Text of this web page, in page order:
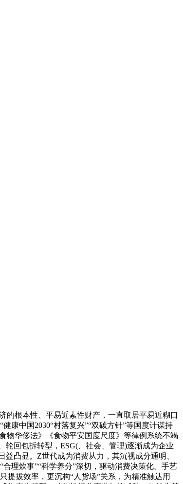
根本性、平易近素性财产，一直取居平易近糊口
康中国2030“村落复兴”“双碳方针”等国度计谋持
物华侈法》《食物平安国度尺度》等律例系统不竭
回包拆转型，ESG(、社会、管理)逐渐成为企业
凸显。Z世代成为消费从力，其沉视成分通明、
理炊事”“科学养分”深切，驱动消费决策化。手艺
提拔效率，更沉构“人货场”关系，为精准触达用